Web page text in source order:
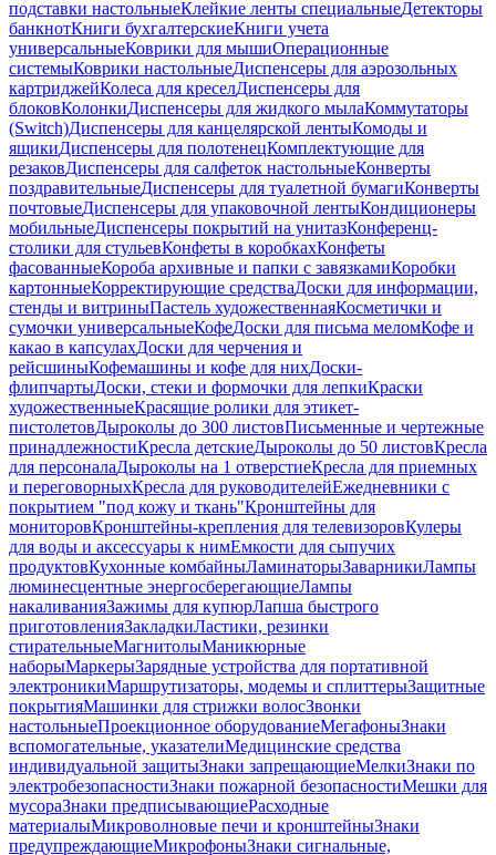
подставки настольныеКлейкие ленты специальныеДетекторы
банкнотКниги бухгалтерскиеКниги учета
универсальныеКоврики для мышиОперационные
системыКоврики настольныеДиспенсеры для аэрозольных
картриджейКолеса для креселДиспенсеры для
блоковКолонкиДиспенсеры для жидкого мылаКоммутаторы
(Switch)Диспенсеры для канцелярской лентыКомоды и
ящикиДиспенсеры для полотенецКомплектующие для
резаковДиспенсеры для салфеток настольныеКонверты
поздравительныеДиспенсеры для туалетной бумагиКонверты
почтовыеДиспенсеры для упаковочной лентыКондиционеры
мобильныеДиспенсеры покрытий на унитазКонференц-
столики для стульевКонфеты в коробкахКонфеты
фасованныеКороба архивные и папки с завязкамиКоробки
картонныеКорректирующие средстваДоски для информации,
стенды и витриныПастель художественнаяКосметички и
сумочки универсальныеКофеДоски для письма меломКофе и
какао в капсулахДоски для черчения и
рейсшиныКофемашины и кофе для нихДоски-
флипчартыДоски, стеки и формочки для лепкиКраски
художественныеКрасящие ролики для этикет-
пистолетовДыроколы до 300 листовПисьменные и чертежные
принадлежностиКресла детскиеДыроколы до 50 листовКресла
для персоналаДыроколы на 1 отверстиеКресла для приемных
и переговорныхКресла для руководителейЕжедневники с
покрытием "под кожу и ткань"Кронштейны для
мониторовКронштейны-крепления для телевизоровКулеры
для воды и аксессуары к нимЕмкости для сыпучих
продуктовКухонные комбайныЛаминаторыЗаварникиЛампы
люминесцентные энергосберегающиеЛампы
накаливанияЗажимы для купюрЛапша быстрого
приготовленияЗакладкиЛастики, резинки
стирательныеМагнитолыМаникюрные
наборыМаркерыЗарядные устройства для портативной
электроникиМаршрутизаторы, модемы и сплиттерыЗащитные
покрытияМашинки для стрижки волосЗвонки
настольныеПроекционное оборудованиеМегафоныЗнаки
вспомогательные, указателиМедицинские средства
индивидуальной защитыЗнаки запрещающиеМелкиЗнаки по
электробезопасностиЗнаки пожарной безопасностиМешки для
мусораЗнаки предписывающиеРасходные
материалыМикроволновые печи и кронштейныЗнаки
предупреждающиеМикрофоныЗнаки сигнальные,